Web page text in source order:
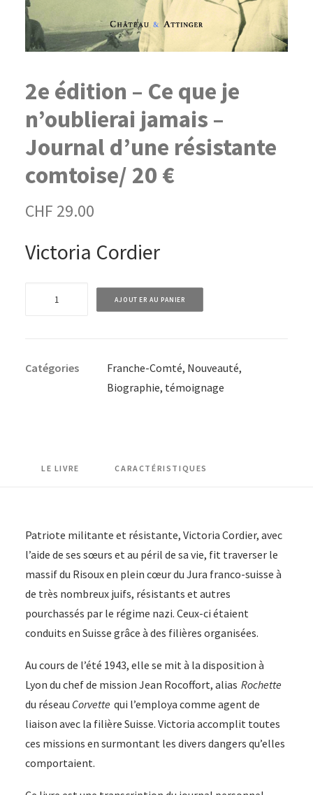
2e édition – Ce que je
n’oublierai jamais –
Journal d’une résistante
comtoise/ 20 €
CHF 29.00
Victoria Cordier
-
jamais
AJOUTER AU PANIER
Catégories Franche-Comté, Nouveauté,
Biographie, témoignage
LE LIVRE CARACTÉRISTIQUES
Patriote militante et résistante, Victoria Cordier, avec
l’aide de ses sœurs et au péril de sa vie, fit traverser le
massif du Risoux en plein cœur du Jura franco-suisse à
de très nombreux juifs, résistants et autres
pourchassés par le régime nazi. Ceux-ci étaient
conduits en Suisse grâce à des filières organisées.
Au cours de l’été 1943, elle se mit à la disposition à
Lyon du chef de mission Jean Rocoffort, alias Rochette
du réseau Corvette qui l’employa comme agent de
liaison avec la filière Suisse. Victoria accomplit toutes
ces missions en surmontant les divers dangers qu’elles
comportaient.